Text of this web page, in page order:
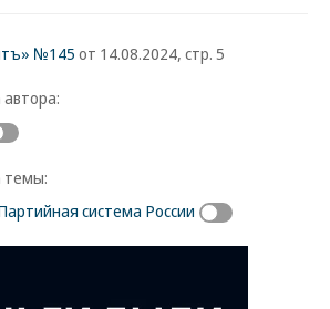
№145 от 14.08.2024, стр. 5
темы:
система России